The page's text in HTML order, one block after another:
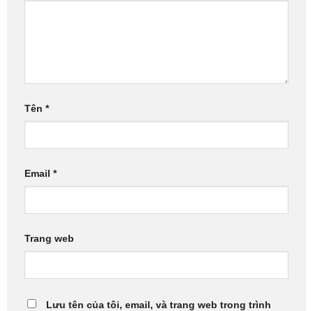
Tên *
Email *
Trang web
Lưu tên của tôi, email, và trang web trong trình